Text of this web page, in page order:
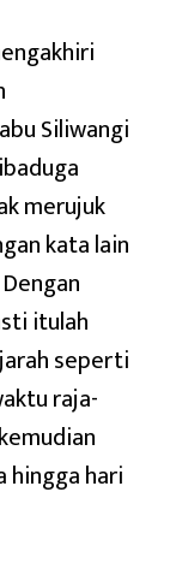
Siliwangi
merujuk
kata lain
itulah
seperti
raja-
hingga hari